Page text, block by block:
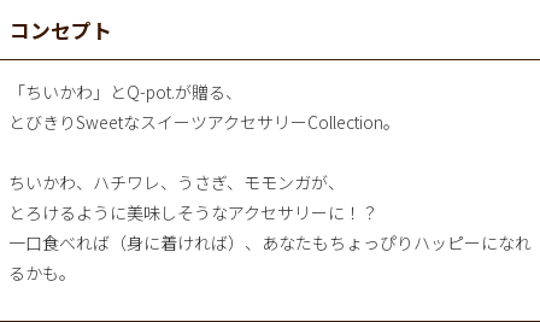
コンセプト
「ちいかわ」とQ-pot.が贈る、
とびきりSweetなスイーツアクセサリーCollection。
ちいかわ、ハチワレ、うさぎ、モモンガが、
とろけるように美味しそうなアクセサリーに！？
一口食べれば（身に着ければ）、あなたもちょっぴりハッピーになれ
るかも。